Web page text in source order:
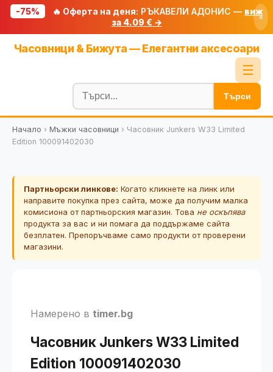
-75% 🔥 Оферта на деня: РЪКАВЕЛИ АДОНИС — виж
за 4.09 € →
×
Часовници & Бижута — Елегантни аксесоари
☰
Блог
🧮 Калкулатори
🔍 Намери продукт
🎟️ Купони
Търси
Начало › Мъжки часовници › Часовник Junkers W33 Limited
Edition 100091402030
Партньорски линкове: Когато кликнете на линк или
направите покупка през сайта, може да получим малка
комисиона от партньорския магазин. Това не оскъпява
продукта за вас и ни помага да поддържаме сайта
безплатен. Препоръчваме само продукти от проверени
магазини.
Намерено в timer.bg
Часовник Junkers W33 Limited
Edition 100091402030